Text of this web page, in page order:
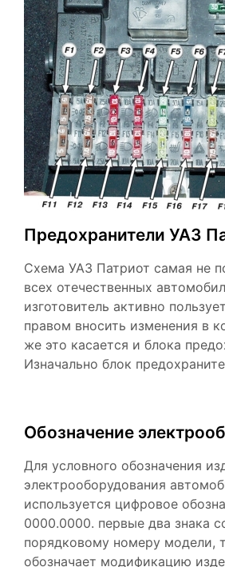
Предохранители УАЗ
Схема УАЗ Патриот самая не
всех отечественных
изготовитель активно
правом вносить изменения в
же это касается и блока
Изначально блок
Обозначение
Для условного обозначения
электрооборудования
используется цифровое
0000.0000. первые два знака
порядковому номеру модели,
обозначает модификацию